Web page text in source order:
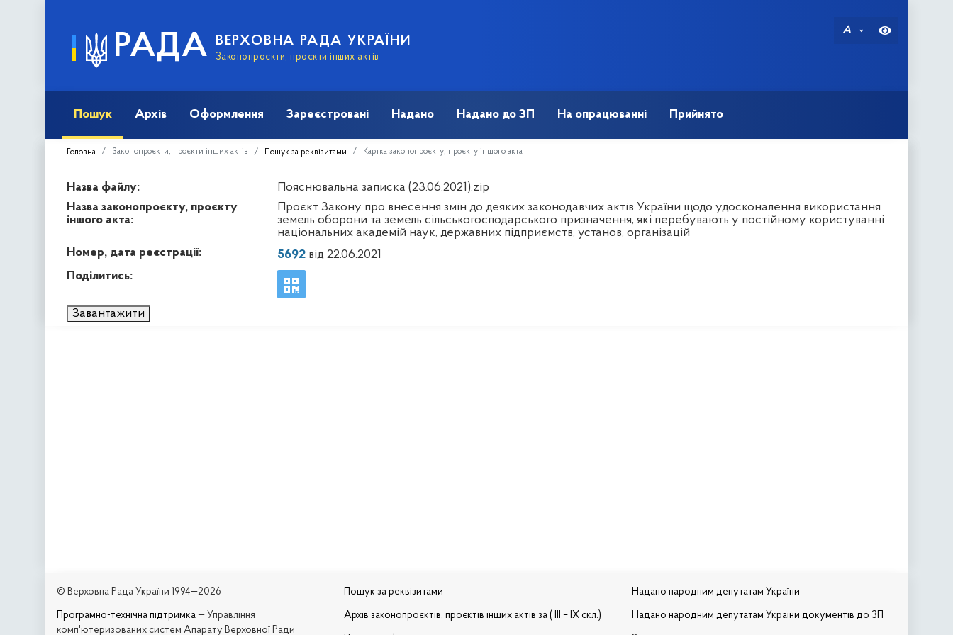
РАДА ВЕРХОВНА РАДА УКРАЇНИ
Законопроєкти, проєкти інших актів
A
Пошук Архів Оформлення Зареєстровані Надано Надано до ЗП На опрацюванні Прийнято
Головна Законопроєкти, проєкти інших актів Пошук за реквізитами Картка законопроєкту, проєкту іншого акта
Назва файлу:
Пояснювальна записка (23.06.2021).zip
Назва законопроєкту, проєкту
іншого акта:
Проєкт Закону про внесення змін до деяких законодавчих актів України щодо удосконалення використання
земель оборони та земель сільськогосподарського призначення, які перебувають у постійному користуванні
національних академій наук, державних підприємств, установ, організацій
Номер, дата реєстрації:
5692від 22.06.2021
Поділитись:
Завантажити
© Верховна Рада України 1994—2026
Програмно-технічна підтримка — Управління
комп'ютеризованих систем Апарату Верховної Ради
Пошук за реквізитами
Архів законопроєктів, проєктів інших актів за ( III – IX скл.)
Надано народним депутатам України
Надано народним депутатам України документів до ЗП